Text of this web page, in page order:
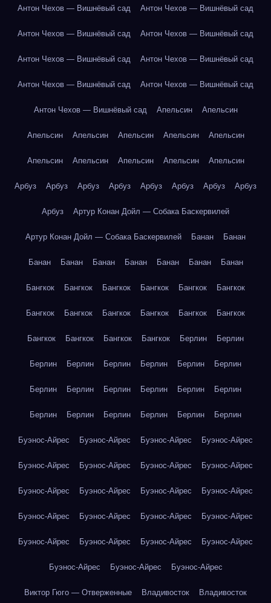
Антон Чехов — Вишнёвый сад Антон Чехов — Вишнёвый сад
Антон Чехов — Вишнёвый сад Антон Чехов — Вишнёвый сад
Антон Чехов — Вишнёвый сад Антон Чехов — Вишнёвый сад
Антон Чехов — Вишнёвый сад Антон Чехов — Вишнёвый сад
Антон Чехов — Вишнёвый сад Апельсин Апельсин
Апельсин Апельсин Апельсин Апельсин Апельсин
Апельсин Апельсин Апельсин Апельсин Апельсин
Арбуз Арбуз Арбуз Арбуз Арбуз Арбуз Арбуз Арбуз
Арбуз Артур Конан Дойл — Собака Баскервилей
Артур Конан Дойл — Собака Баскервилей Банан Банан
Банан Банан Банан Банан Банан Банан Банан
Бангкок Бангкок Бангкок Бангкок Бангкок Бангкок
Бангкок Бангкок Бангкок Бангкок Бангкок Бангкок
Бангкок Бангкок Бангкок Бангкок Берлин Берлин
Берлин Берлин Берлин Берлин Берлин Берлин
Берлин Берлин Берлин Берлин Берлин Берлин
Берлин Берлин Берлин Берлин Берлин Берлин
Буэнос-Айрес Буэнос-Айрес Буэнос-Айрес Буэнос-Айрес
Буэнос-Айрес Буэнос-Айрес Буэнос-Айрес Буэнос-Айрес
Буэнос-Айрес Буэнос-Айрес Буэнос-Айрес Буэнос-Айрес
Буэнос-Айрес Буэнос-Айрес Буэнос-Айрес Буэнос-Айрес
Буэнос-Айрес Буэнос-Айрес Буэнос-Айрес Буэнос-Айрес
Буэнос-Айрес Буэнос-Айрес Буэнос-Айрес
Виктор Гюго — Отверженные Владивосток Владивосток